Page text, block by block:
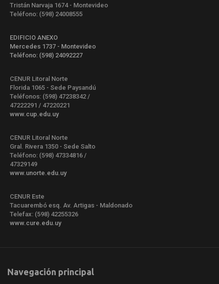
Tristán Narvaja 1674 - Montevideo
Teléfono: (598) 24008555
EDIFICIO ANEXO
Mercedes 1737 - Montevideo
Teléfono: (598) 24092227
CENUR Litoral Norte
Florida 1065 - Sede Paysandú
Teléfonos: (598) 47238342 /
47222291 / 47220221
www.cup.edu.uy
CENUR Litoral Norte
Gral. Rivera 1350 - Sede Salto
Teléfono: (598) 47334816 /
47329149
www.unorte.edu.uy
CENUR Este
Tacuarembó esq. Av. Artigas - Maldonado
Telefax: (598) 42255326
www.cure.edu.uy
Navegación principal